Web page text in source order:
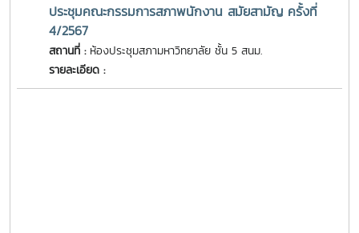
ประชุมคณะกรรมการสภาพนักงาน สมัยสามัญ ครั้งที่
4/2567
สถานที่ : ห้องประชุมสภามหาวิทยาลัย ชั้น 5 สนม.
รายละเอียด :